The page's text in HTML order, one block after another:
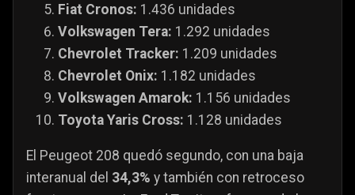
Fiat Cronos: 1.436 unidades
Volkswagen Tera: 1.292 unidades
Chevrolet Tracker: 1.209 unidades
Chevrolet Onix: 1.182 unidades
Volkswagen Amarok: 1.156 unidades
Toyota Yaris Cross: 1.128 unidades
El Peugeot 208 quedó segundo, con una baja
interanual del 34,3% y también con retroceso